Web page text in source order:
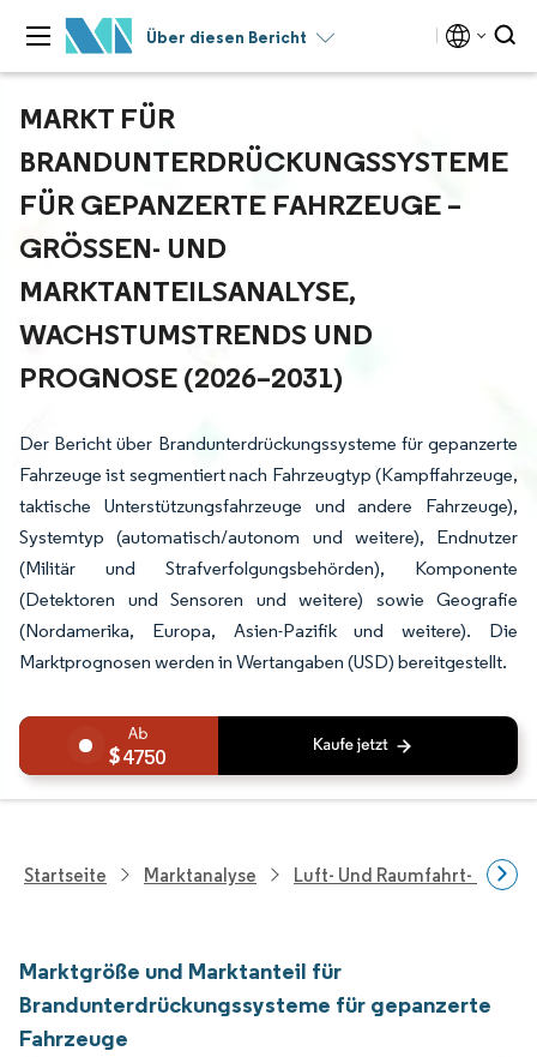
Über diesen Bericht
MARKT FÜR
BRANDUNTERDRÜCKUNGSSYSTEME
FÜR GEPANZERTE FAHRZEUGE –
GRÖSSEN- UND M
ARKTANTEILSANALYSE, W
ACHSTUMSTRENDS UND P
ROGNOSE (2026–2031)
Der Bericht über Brandunterdrückungssysteme für gepanzerte
Fahrzeuge ist segmentiert nach Fahrzeugtyp (Kampffahrzeuge,
taktische Unterstützungsfahrzeuge und andere Fahrzeuge),
Systemtyp (automatisch/autonom und weitere), Endnutzer
(Militär und Strafverfolgungsbehörden), Komponente
(Detektoren und Sensoren und weitere) sowie Geografie
(Nordamerika, Europa, Asien-Pazifik und weitere). Die
Marktprognosen werden in Wertangaben (USD) bereitgestellt.
4750
Startseite Marktanalyse Luft- Und Raumfahrt- Und
Marktgröße und Marktanteil für
Brandunterdrückungssysteme für gepanzerte
Fahrzeuge